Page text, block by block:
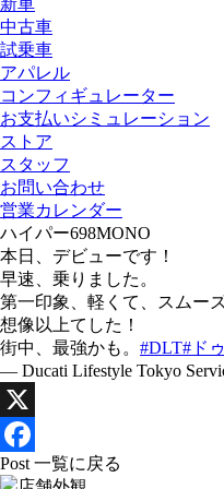
新車
中古車
試乗車
アパレル
コンフィギュレーター
お支払いシミュレーション
ストア
スタッフ
お問い合わせ
営業カレンダー
ハイパー698MONO
本日、デビューです！
早速、乗りました。
第一印象、軽くて、スムーズ
想像以上てした！
街中、最強かも。 #DLT#ド
— Ducati Lifestyle Tokyo
X
Facebook
Post 一覧に戻る